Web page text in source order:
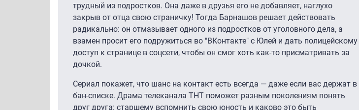
трудный из подростков. Она даже в друзья его не добавляет, наглухо
закрыв от отца свою страничку! Тогда Барнашов решает действовать
радикально: он отмазывает одного из подростков от уголовного дела, а
взамен просит его подружиться во "ВКонтакте" с Юлей и дать полицейскому
доступ к странице в соцсети, чтобы он смог хоть как-то присматривать за
дочкой.
Сериал покажет, что шанс на контакт есть всегда — даже если вас держат в
бан-списке. Драма телеканала ТНТ поможет разным поколениям понять
друг друга: старшему вспомнить свою юность и каково это быть